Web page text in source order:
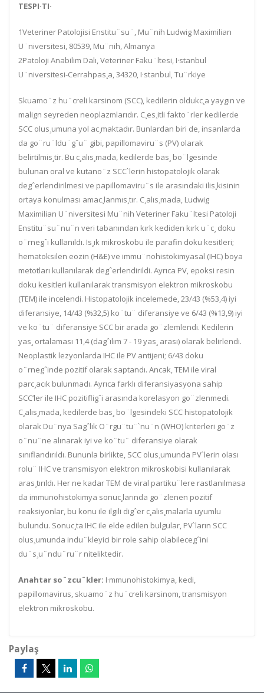
TESPI·TI·
1Veteriner Patolojisi Enstitu¨su¨, Mu¨nih Ludwig Maximilian
U¨niversitesi, 80539, Mu¨nih,Almanya
2Patoloji Anabilim Dalı, Veteriner Faku¨ltesi, I·stanbul
U¨niversitesi-Cerrahpas¸a,34320, I·stanbul, Tu¨rkiye
Skuamo¨z hu¨creli karsinom (SCC), kedilerin oldukc¸a yaygın ve
malign seyreden neoplazmlarıdır. C¸es¸itli fakto¨rler kedilerde
SCC olus¸umuna yol ac¸maktadır. Bunlardan biri de, insanlarda
da go¨ru¨ldu¨gˆu¨ gibi, papillomaviru¨s (PV) olarak
belirtilmis¸tir. Bu c¸ alıs¸mada, kedilerde bas¸ bo¨lgesinde
bulunan oral ve kutano¨z SCC`lerin histopatolojik olarak
degˆerlendirilmesi ve papillomaviru¨s ile arasındaki ilis¸kisinin
ortaya konulması amac¸lanmıs¸tır. C¸alıs¸mada, Ludwig
Maximilian U¨niversitesi Mu¨nih Veteriner Faku¨ltesi Patoloji
Enstitu¨su¨nu¨n veri tabanından kırk kediden kırk u¨c¸ doku
o¨rnegˆi kullanıldı. Is¸ık mikroskobu ile parafin doku kesitleri;
hematoksilen eozin (H&E) ve immu¨nohistokimyasal (IHC) boya
metotları kullanılarak degˆerlendirildi. Ayrıca PV, epoksi resin
doku kesitleri kullanılaraktransmisyon elektron mikroskobu
(TEM) ile incelendi. Histopatolojik incelemede, 23/43 (%53,4) iyi
diferansiye, 14/43 (%32,5) ko¨tu¨ diferansiye ve 6/43 (%13,9) iyi
ve ko¨tu¨ diferansiye SCC bir arada go¨zlemlendi. Kedilerin
yas¸ ortalaması 11,4 (dagˆılım 7- 19 yas¸ arası) olarak belirlendi.
Neoplastik lezyonlarda IHC ile PV antijeni; 6/43 doku
o¨rnegˆinde pozitif olarak saptandı. Ancak, TEM ile viral
parc¸acık bulunmadı. Ayrıca farklı diferansiyasyona sahip
SCC’ler ile IHC pozitifligˆi arasında korelasyon go¨zlenmedi.
C¸alıs¸mada, kedilerde bas¸ bo¨lgesindeki SCC histopatolojik
olarak Du¨nya Sagˆlık O¨rgu¨tu¨`nu¨n (WHO) kriterleri go¨z
o¨nu¨ne alınarak iyi ve ko¨tu¨ diferansiye olarak
sınıflandırıldı. Bununla birlikte, SCC olus¸umunda PV`lerin olası
rolu¨ IHC ve transmisyon elektron mikroskobisi kullanılarak
aras¸tırıldı. Her ne kadar TEM de viral partiku¨lere rastlanılmasa
da immunohistokimya sonuc¸larında go¨zlenen pozitif
reaksiyonlar, bu konu ile ilgili digˆer c¸alıs¸malarla uyumlu
bulundu. Sonuc¸ta IHC ile elde edilen bulgular, PV`ların SCC
olus¸umunda indu¨kleyici bir role sahip olabilecegˆini
du¨s¸u¨ndu¨ru¨r niteliktedir.
Anahtar so¨zcu¨kler: I·mmunohistokimya, kedi,
papillomavirus, skuamo¨z hu¨creli karsinom,transmisyon
elektron mikroskobu.
Paylaş